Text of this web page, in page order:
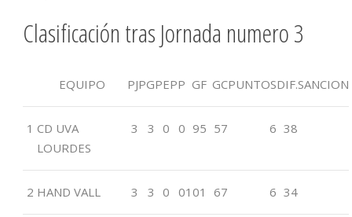
Clasificación tras Jornada numero 3
EQUIPO PJPGPEPP GF GCPUNTOSDIF.SANCION
1 CD UVA
LOURDES
3 3 0 0 95 57 6 38
2 HAND VALL 3 3 0 0101 67 6 34